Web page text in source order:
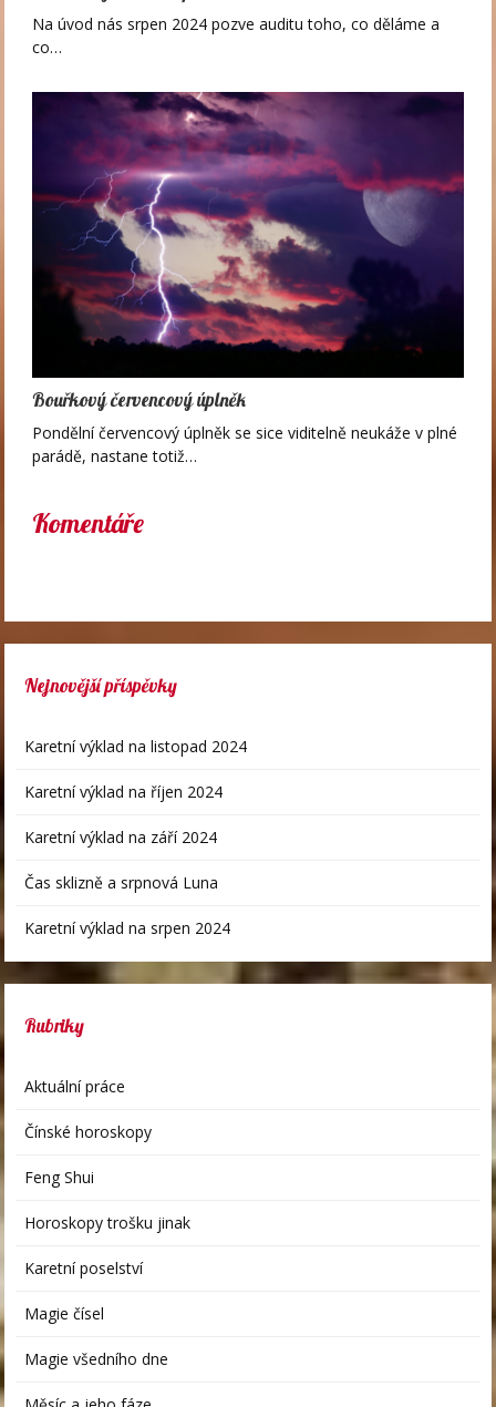
Na úvod nás srpen 2024 pozve auditu toho, co děláme a
co…
Bouřkový červencový úplněk
Pondělní červencový úplněk se sice viditelně neukáže v plné
parádě, nastane totiž…
Komentáře
Nejnovější příspěvky
Karetní výklad na listopad 2024
Karetní výklad na říjen 2024
Karetní výklad na září 2024
Čas sklizně a srpnová Luna
Karetní výklad na srpen 2024
Rubriky
Aktuální práce
Čínské horoskopy
Feng Shui
Horoskopy trošku jinak
Karetní poselství
Magie čísel
Magie všedního dne